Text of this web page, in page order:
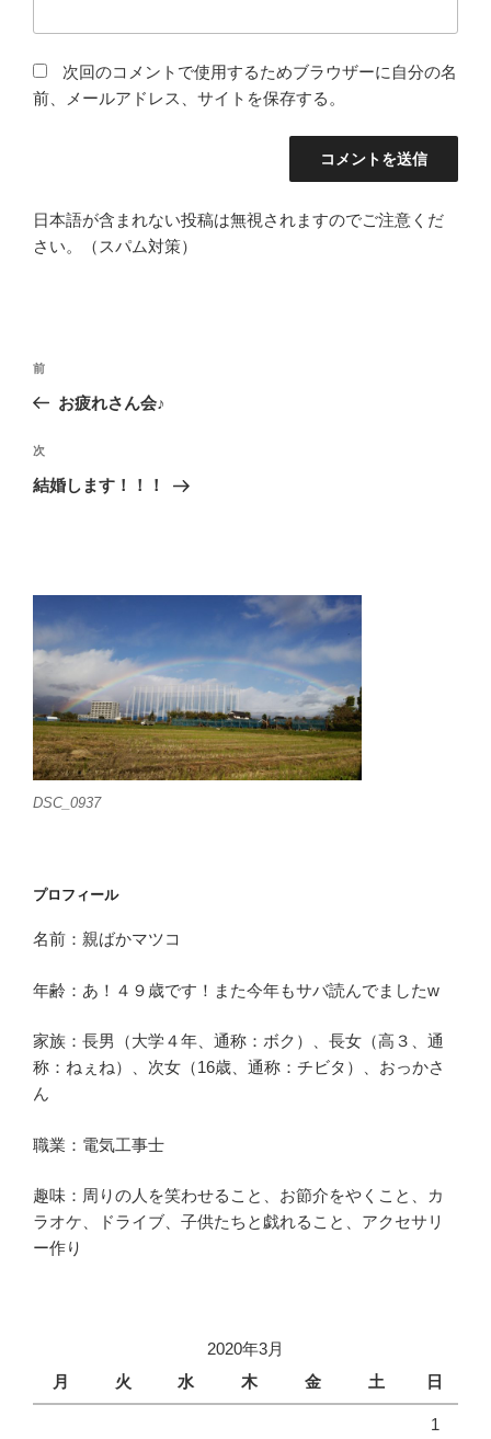
次回のコメントで使用するためブラウザーに自分の名
前、メールアドレス、サイトを保存する。
日本語が含まれない投稿は無視されますのでご注意くだ
さい。（スパム対策）
投
ビ
ゲ
ン
前
の
稿
前
お疲れさん会♪
次
の
次
結婚します！！！
DSC_0937
プロフィール
名前：親ばかマツコ
年齢：あ！４９歳です！また今年もサバ読んでましたw
家族：長男（大学４年、通称：ボク）、長女（高３、通
称：ねぇね）、次女（16歳、通称：チビタ）、おっかさ
ん
職業：電気工事士
趣味：周りの人を笑わせること、お節介をやくこと、カ
ラオケ、ドライブ、子供たちと戯れること、アクセサリ
ー作り
2020年3月
月
火 水 木 金 土 日
1